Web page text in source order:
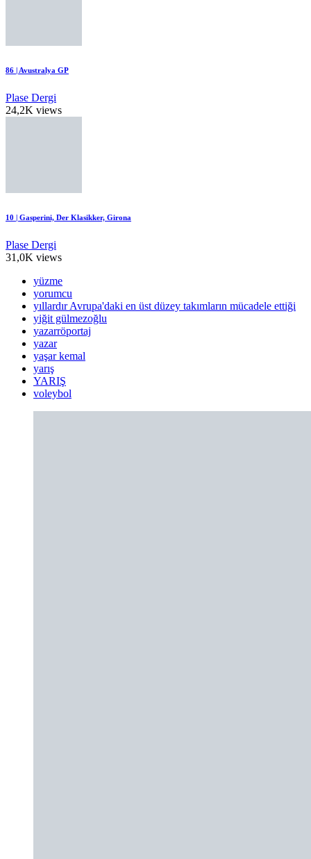
86 | Avustralya GP
Plase Dergi
24,2K views
10 | Gasperini, Der Klasikker, Girona
Plase Dergi
31,0K views
yüzme
yorumcu
yıllardır Avrupa'daki en üst düzey takımların mücadele ettiği
yiğit gülmezoğlu
yazarröportaj
yazar
yaşar kemal
yarış
YARIŞ
voleybol